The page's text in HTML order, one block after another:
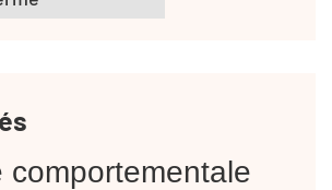
comportementale